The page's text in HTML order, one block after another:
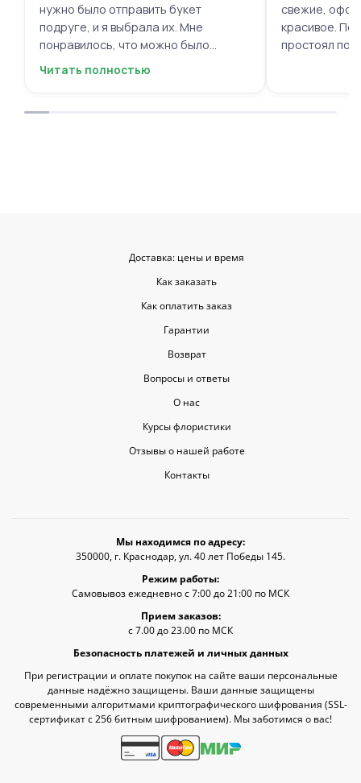
нужно было отправить букет
подруге, и я выбрала их. Мне
понравилось, что можно было
выбрать цветы и оформить заказ
время, и цветы были свежие и
Читать полностью
свежие,
красивое.
простоял
Доставка: цены и время
Как заказать
Как оплатить заказ
Гарантии
Возврат
Вопросы и ответы
О нас
Курсы флористики
Отзывы о нашей работе
Контакты
Мы находимся по адресу:
350000, г. Краснодар, ул. 40 лет Победы 145.
Режим работы:
Самовывоз ежедневно с 7:00 до 21:00 по МСК
Прием заказов:
с 7.00 до 23.00 по МСК
Безопасность платежей и личных данных
При регистрации и оплате покупок на сайте ваши персональные
данные надёжно защищены. Ваши данные защищены
современными алгоритмами криптографического шифрования (SSL-
сертификат c 256 битным шифрованием). Мы заботимся о вас!